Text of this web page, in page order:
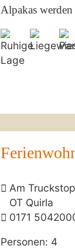
Alpakas
Am
OT Quirla
0171
Personen: 4